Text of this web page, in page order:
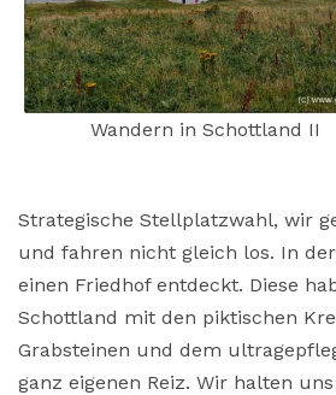
Wandern in Schottland II
Strategische Stellplatzwahl, wir
und fahren nicht gleich los. In
einen Friedhof entdeckt. Diese
Schottland mit den piktischen
Grabsteinen und dem
ganz eigenen Reiz. Wir halten